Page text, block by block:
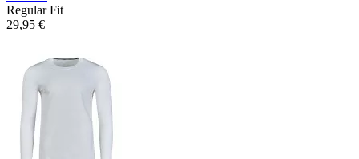
Regular Fit
29,95 €